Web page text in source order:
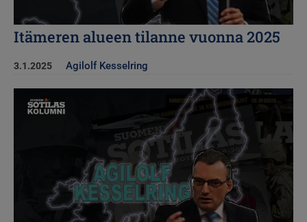
Itämeren alueen tilanne vuonna 2025
3.1.2025 Agilolf Kesselring
Kuva